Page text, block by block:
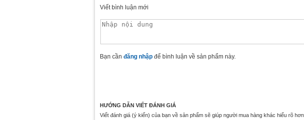
Viết bình luận mới
Bạn cần đăng nhập để bình luận về sản phẩm này.
HƯỚNG DẪN VIẾT ĐÁNH GIÁ
Viết đánh giá (ý kiến) của bạn về sản phẩm sẽ giúp người mua hàng khác hiểu rõ